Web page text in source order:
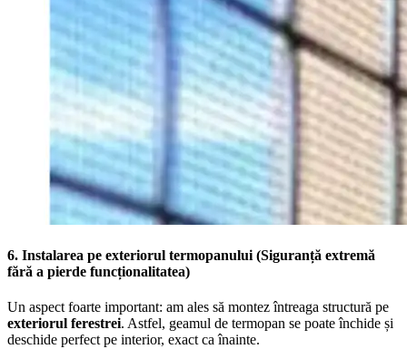
6. Instalarea pe exteriorul termopanului (Siguranță extremă
fără a pierde funcționalitatea)
Un aspect foarte important: am ales să montez întreaga structură pe
exteriorul ferestrei. Astfel, geamul de termopan se poate închide și
deschide perfect pe interior, exact ca înainte.